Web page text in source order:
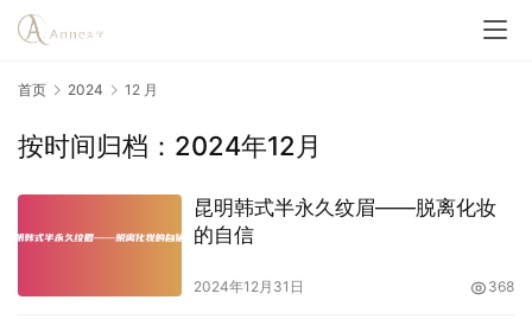
首页 2024 12 月
按时间归档：2024年12月
昆明韩式半永久纹眉——脱离化妆
的自信
2024年12月31日 368